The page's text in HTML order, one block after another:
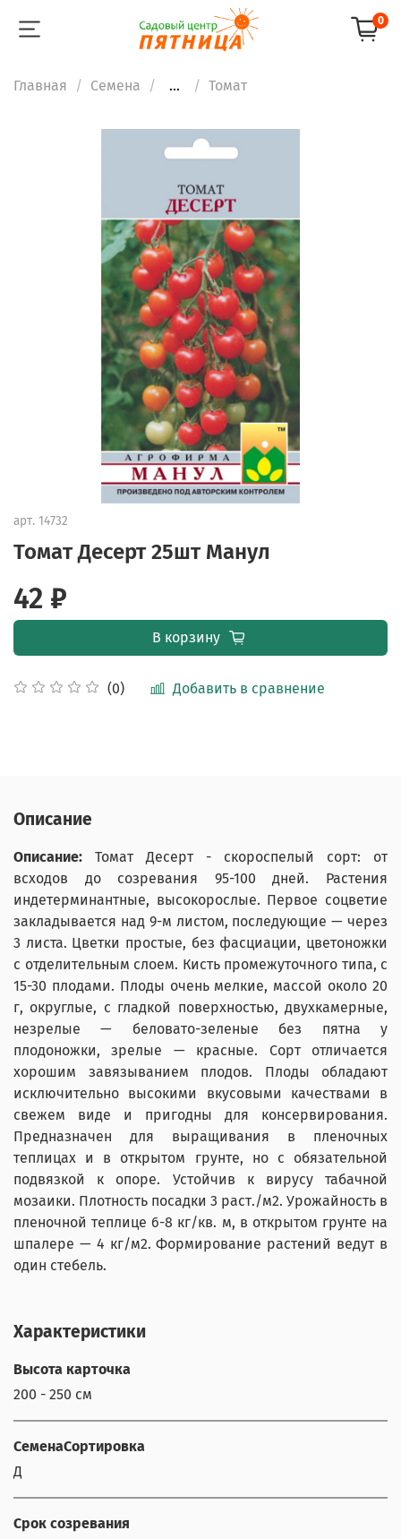
0
Главная Семена ... Томат
арт. 14732
Томат Десерт 25шт Манул
(0) Добавить в сравнение
42 ₽
В корзину
Описание
Описание: Томат Десерт - скороспелый сорт: от
всходов до созревания 95-100 дней. Растения
индетерминантные, высокорослые. Первое соцветие
закладывается над 9-м листом, последующие — через
3 листа. Цветки простые, без фасциации, цветоножки
с отделительным слоем. Кисть промежуточного типа, с
15-30 плодами. Плоды очень мелкие, массой около 20
г, округлые, с гладкой поверхностью, двухкамерные,
незрелые — беловато-зеленые без пятна у
плодоножки, зрелые — красные. Сорт отличается
хорошим завязыванием плодов. Плоды обладают
исключительно высокими вкусовыми качествами в
свежем виде и пригодны для консервирования.
Предназначен для выращивания в пленочных
теплицах и в открытом грунте, но с обязательной
подвязкой к опоре. Устойчив к вирусу табачной
мозаики. Плотность посадки 3 раст./м2. Урожайность в
пленочной теплице 6-8 кг/кв. м, в открытом грунте на
шпалере — 4 кг/м2. Формирование растений ведут в
один стебель.
Характеристики
Высота карточка
200 - 250 см
СеменаСортировка
Д
Срок созревания